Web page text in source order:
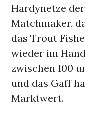
Hardynetze
Matchmaker,
das Trout
wieder im
zwischen 100
und das Gaff
Marktwert.